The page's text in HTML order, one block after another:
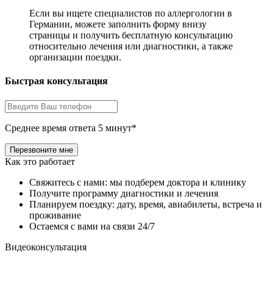
Если вы ищете специалистов по аллергологии в
Германии, можете заполнить форму внизу
страницы и получить бесплатную консультацию
относительно лечения или диагностики, а также
организации поездки.
Быстрая консультация
Среднее время ответа 5 минут*
Как это работает
Свяжитесь с нами: мы подберем доктора и клинику
Получите программу диагностики и лечения
Планируем поездку: дату, время, авиабилеты, встреча и
проживание
Остаемся с вами на связи 24/7
Видеоконсультация